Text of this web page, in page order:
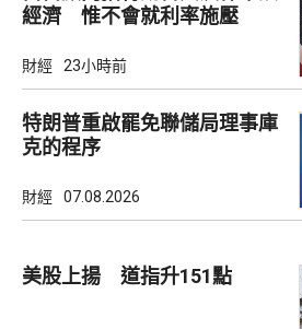
經濟 惟不會就利率施壓
財經 23小時前
特朗普重啟罷免聯儲局理事庫
克的程序
財經 07.08.2026
美股上揚 道指升151點